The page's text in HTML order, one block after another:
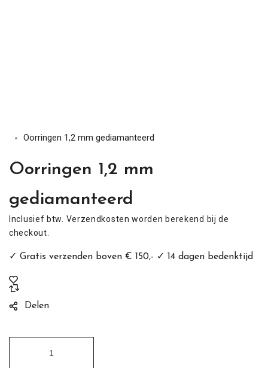
Oorringen 1,2 mm gediamanteerd
Oorringen 1,2 mm
gediamanteerd
Inclusief btw. Verzendkosten worden berekend bij de
checkout.
✓ Gratis verzenden boven € 150,- ✓ 14 dagen bedenktijd
Delen